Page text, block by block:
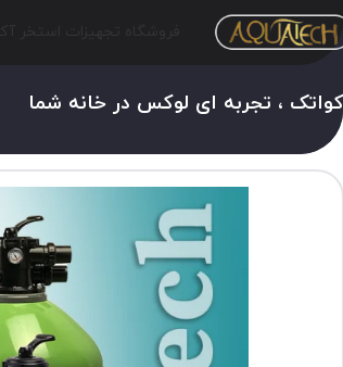
، تجربه ای لوکس در خانه شما